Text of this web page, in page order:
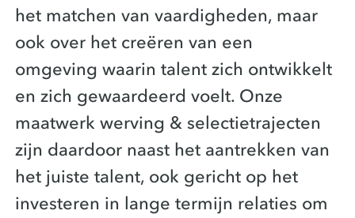
het matchen van vaardigheden, maar
ook over het creëren van een
omgeving waarin talent zich ontwikkelt
en zich gewaardeerd voelt. Onze
maatwerk werving & selectietrajecten
zijn daardoor naast het aantrekken van
het juiste talent, ook gericht op het
investeren in lange termijn relaties om